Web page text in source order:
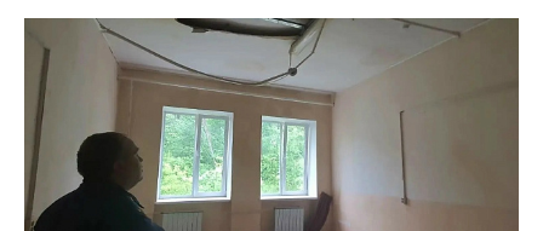
лет, в одном месте. Троих отбившихся от своих подростков
удалось найти и переправить уже глубокой ночью. Работа на
воде продолжалась более шестнадцати часов. К полудню
следующего дня все туристы были благополучно доставлены
на автовокзал Кусы. Медицинская помощь никому из них не
потребовалась.